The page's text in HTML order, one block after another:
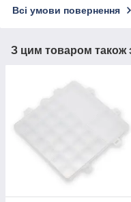
Всі умови повернення
З цим товаром також